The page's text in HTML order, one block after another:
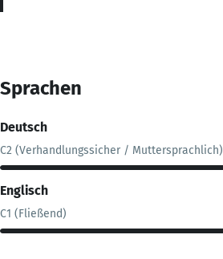
Sprachen
Deutsch
C2 (Verhandlungssicher / Muttersprachlich)
Englisch
C1 (Fließend)